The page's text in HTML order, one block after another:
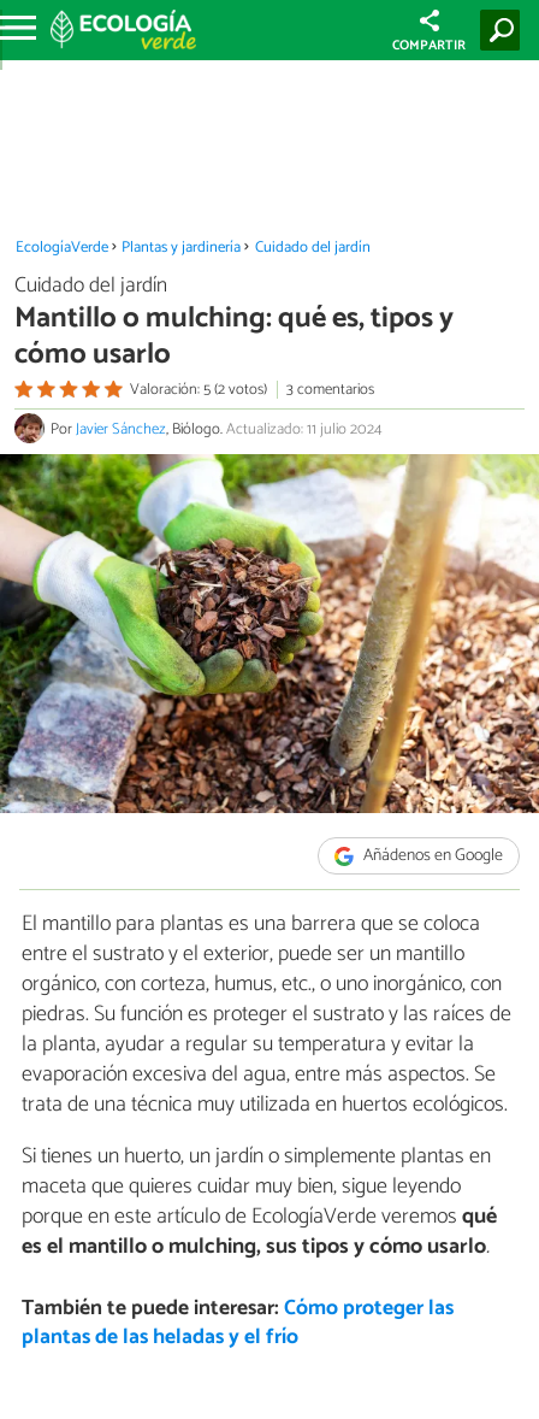
COMPARTIR
EcologíaVerde Plantas y jardinería Cuidado del jardín
Cuidado del jardín
Mantillo o mulching: qué es, tipos y
cómo usarlo
Valoración: 5 (2 votos)
3 comentarios
PorJavier Sánchez, Biólogo.Actualizado: 11 julio 2024
Añádenos en Google
El mantillo para plantas es una barrera que se coloca
entre el sustrato y el exterior, puede ser un mantillo
orgánico, con corteza, humus, etc., o uno inorgánico, con
piedras. Su función es proteger el sustrato y las raíces de
la planta, ayudar a regular su temperatura y evitar la
evaporación excesiva del agua, entre más aspectos. Se
trata de una técnica muy utilizada en huertos ecológicos.
Si tienes un huerto, un jardín o simplemente plantas en
maceta que quieres cuidar muy bien, sigue leyendo
porque en este artículo de EcologíaVerde veremosqué
es el mantillo o mulching, sus tipos y cómo usarlo.
También te puede interesar:Cómo proteger las
plantas de las heladas y el frío